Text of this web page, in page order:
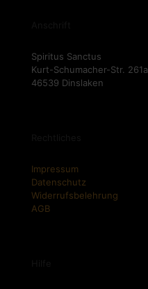
Spiritus Sanctus
Kurt-Schumacher-Str. 261a
46539 Dinslaken
Impressum
Datenschutz
Widerrufsbelehrung
AGB